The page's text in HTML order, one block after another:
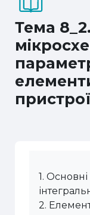
Тема
1.
2.